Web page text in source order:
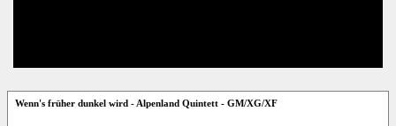
Wenn's früher dunkel wird - Alpenland Quintett - GM/XG/XF